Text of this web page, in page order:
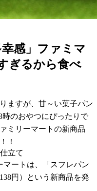
幸感」ファミマ
ぎるから食べ
ますが、甘～い菓子パン
時のおやつにぴったりで
ミリーマートの新商品
！
立て
マートは、「スフレパン
円）という新商品を発